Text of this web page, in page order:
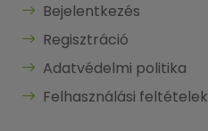
Bejelentkezés
Regisztráció
Adatvédelmi politika
Felhasználási feltételek